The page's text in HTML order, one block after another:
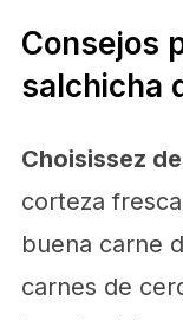
Consejos
salchicha
Choisissez
corteza
buena carne
carnes de